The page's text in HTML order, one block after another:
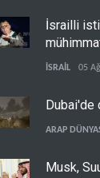
İsrailli
bir iç
İSRAİL 05
Dubai'de
ARAP
Musk,